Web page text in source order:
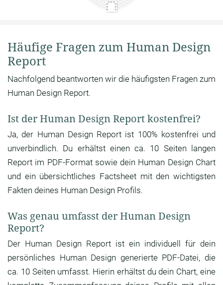
Häufige Fragen zum Human Design
Report
Nachfolgend beantworten wir die häufigsten Fragen zum
Human Design Report.
Ist der Human Design Report kostenfrei?
Ja, der Human Design Report ist 100% kostenfrei und
unverbindlich. Du erhältst einen ca. 10 Seiten langen
Report im PDF-Format sowie dein Human Design Chart
und ein übersichtliches Factsheet mit den wichtigsten
Fakten deines Human Design Profils.
Was genau umfasst der Human Design
Report?
Der Human Design Report ist ein individuell für dein
persönliches Human Design generierte PDF-Datei, die
ca. 10 Seiten umfasst. Hierin erhältst du dein Chart, eine